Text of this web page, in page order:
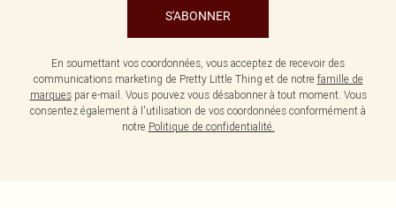
S'ABONNER
En soumettant vos coordonnées, vous acceptez de recevoir des
communications marketing de Pretty Little Thing et de notre famille de
marquespar e-mail. Vous pouvez vous désabonner à tout moment. Vous
consentez également à l'utilisation de vos coordonnées conformément à
notre Politique de confidentialité.